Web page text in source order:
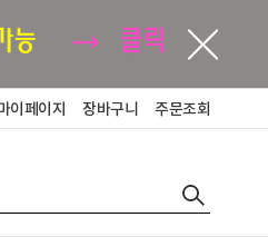
이페이지 장바구니 주문조회